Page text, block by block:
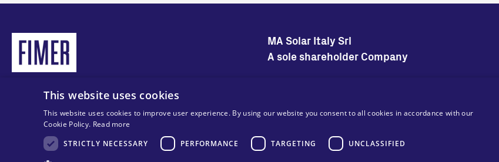
© Bản quyền thuộc tập đoàn MA Solar Italy
Tax code 13892480966
VAT code 13892480966
MA Solar Italy Srl
A sole shareholder Company
Ý
Via San Giorgio 642
52028, Terranuova Bracciolini (AR)
Italy
This website uses cookies
This website uses cookies to improve user experience. By using our website you consent to all cookies in accordance with our
Cookie Policy. Read more
STRICTLY NECESSARY
PERFORMANCE TARGETING UNCLASSIFIED